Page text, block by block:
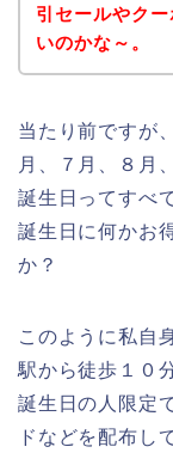
引セールやク
いのかな～。
当たり前ですが
月、７月、８月
誕生日ってすべ
誕生日に何かお
か？
このように私自
駅から徒歩１０
誕生日の人限定
ドなどを配布し